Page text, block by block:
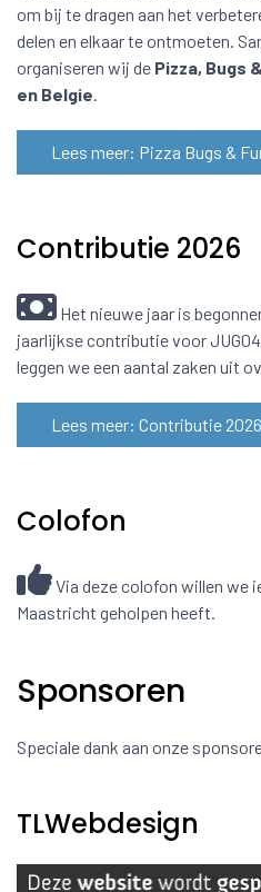
om bij te dragen aan het
delen en elkaar te ontmoeten.
organiseren wij de Pizza, Bugs
en Belgie.
Lees meer: Pizza Bugs &
Contributie 2026
Het nieuwe jaar is
jaarlijkse contributie voor
leggen we een aantal zaken uit
Lees meer: Contributie 2026
Colofon
Via deze colofon willen we
Maastricht geholpen heeft.
Sponsoren
Speciale dank aan onze
TLWebdesign